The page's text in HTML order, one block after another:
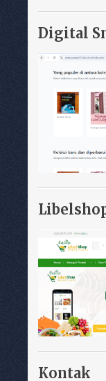
Digital
Kontak